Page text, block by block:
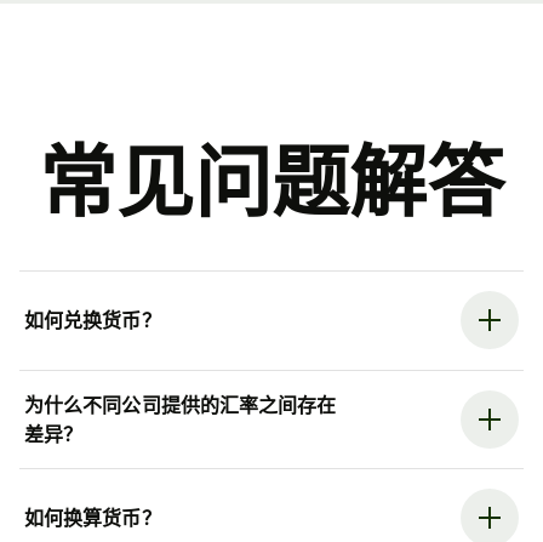
常见问题解答
如何兑换货币？
为什么不同公司提供的汇率之间存在
差异？
如何换算货币？